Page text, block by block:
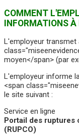
COMMENT
INFORMATIONS À
L'employeur transmet
moyen</span> (par
L'employeur informe
<span
le site suivant :
Service en ligne
Portail des ruptures
(RUPCO)